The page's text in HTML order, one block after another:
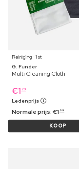
Reiniging ⋅ 1 st
G. Funder
Multi Cleaning Cloth
€1 29
Ledenprijs
Normale prijs:€1 99
KOOP